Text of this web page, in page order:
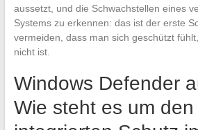
aussetzt, und die Schwachstellen eines
Systems zu erkennen: das ist der erste
vermeiden, dass man sich geschützt
nicht ist.
Windows Defender
Wie steht es um den